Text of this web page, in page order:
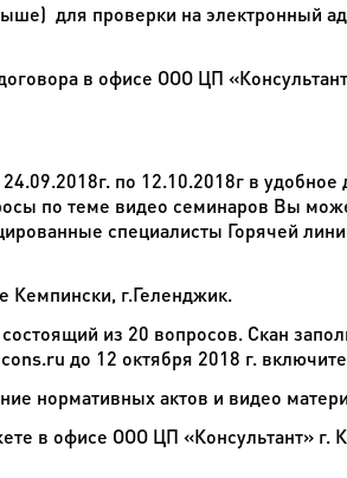
для проверки на электронный
в офисе ООО ЦП
по 12.10.2018г в удобное
по теме видео семинаров Вы
специалисты Горячей
г.Геленджик.
из 20 вопросов. Скан
до 12 октября 2018 г.
нормативных актов и видео
офисе ООО ЦП «Консультант» г.